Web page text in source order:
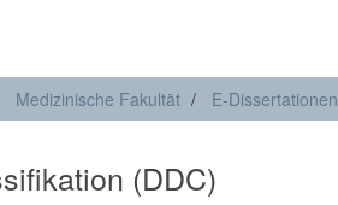
Medizinische Fakultät E-Dissertationen
(DDC)